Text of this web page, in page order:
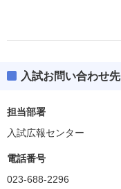
偏差値
人間関係
入試お問い合わせ先
担当部署
入試広報センター
電話番号
023-688-2296